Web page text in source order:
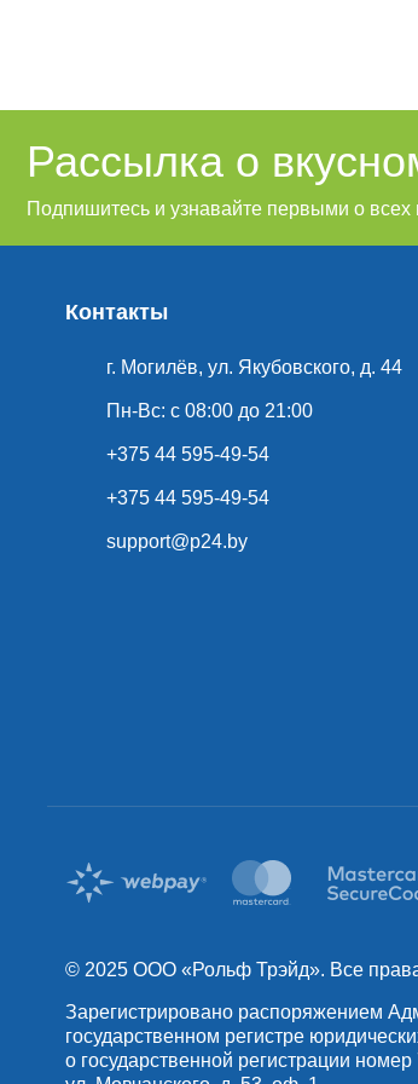
Рассылка о
Подпишитесь и узнавайте первыми о всех
Контакты
г. Могилёв, ул. Якубовского, д. 44
Пн-Вс: с 08:00 до 21:00
+375 44 595-49-54
+375 44 595-49-54
support@p24.by
© 2025 OOO «Рольф Трэйд». Все
Зарегистрировано распоряжением
государственном регистре
о государственной регистрации